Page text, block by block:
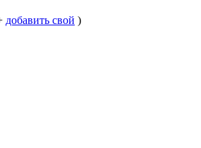
добавить свой )